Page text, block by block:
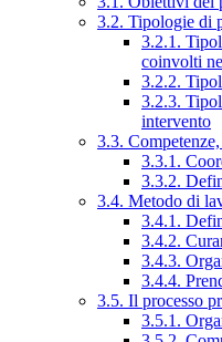
3.2. Tipologie di
3.2.1.
coinvolti
3.2.2.
3.2.3.
intervento
3.3.
3.3.1.
3.3.2.
3.4. Metodo di
3.4.1.
3.4.2.
3.4.3.
3.4.4.
3.5. Il processo
3.5.1.